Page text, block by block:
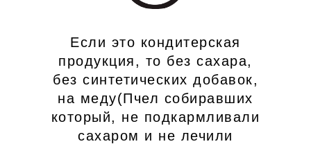
Если это кондитерская
продукция, то без сахара,
без синтетических добавок,
на меду(Пчел собиравших
который, не подкармливали
сахаром и не лечили